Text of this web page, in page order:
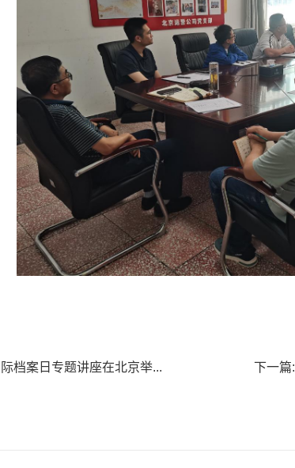
档案日专题讲座在北京举... 下一篇: